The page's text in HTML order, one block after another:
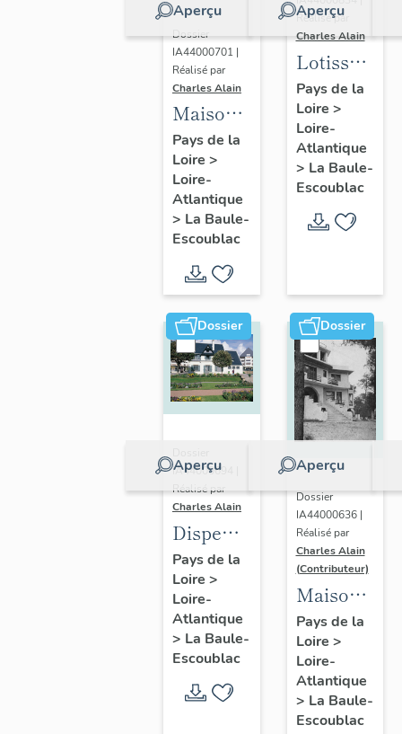
Aperçu
Dossier
IA44000701 |
Réalisé par
Charles Alain
Maison
dite villa
balnéaire
Ohentzea,
7 avenue
Professeur-
Thiroloix
Pays de la
Loire >
Loire-
Atlantique
> La Baule-
Escoublac
Aperçu
Réalisé par
Charles Alain
concerté
Benoit
Pays de la
Loire >
Loire-
Atlantique
> La Baule-
Escoublac
Dossier
Aperçu
IA44000694 |
Réalisé par
Charles Alain
Dispensaire
dit
Fondation
la
Pérousse
puis
Dispensaire
d'hygiène
Pays de la
Loire >
Loire-
Atlantique
> La Baule-
Escoublac
Dossier
Aperçu
Dossier
IA44000636 |
Réalisé par
Charles Alain
(Contributeur)
Maison
dite villa
balnéaire
Cybèle, 1
avenue
Hoëdic
Pays de la
Loire >
Loire-
Atlantique
> La Baule-
Escoublac